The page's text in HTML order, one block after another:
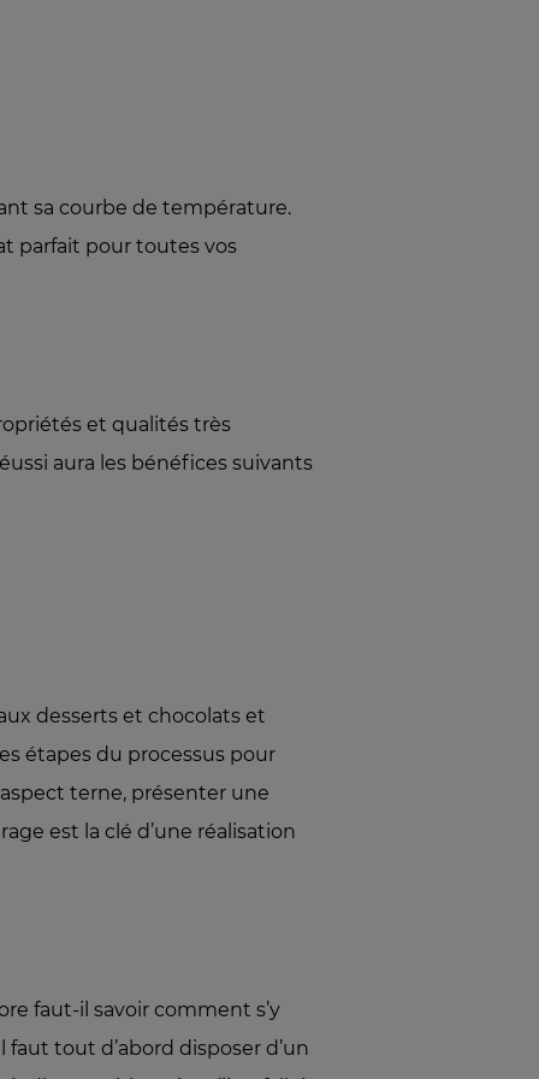
sa courbe de température.
parfait pour toutes vos
et qualités très
aura les bénéfices suivants
desserts et chocolats et
étapes du processus pour
terne, présenter une
est la clé d’une réalisation
faut-il savoir comment s’y
tout d’abord disposer d’un